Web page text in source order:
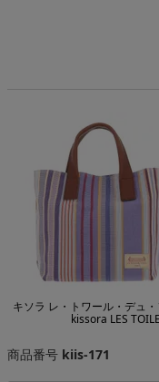
キソラ レ・トワール・デュ
kissora LES
商品番号 kiis-171